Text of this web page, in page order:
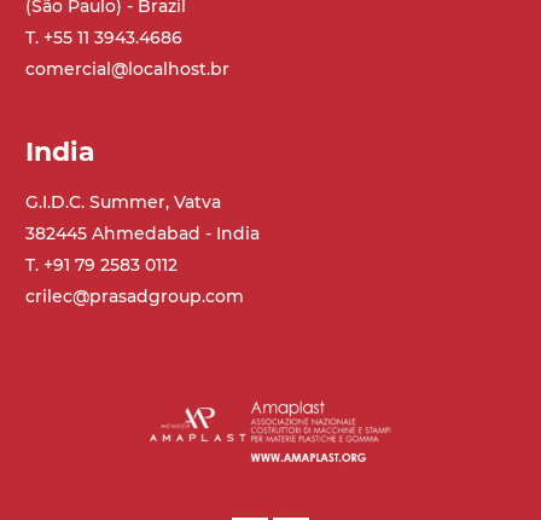
(São Paulo) - Brazil
T. +55 11 3943.4686
comercial@localhost.br
India
G.I.D.C. Summer, Vatva
382445 Ahmedabad - India
T. +91 79 2583 0112
crilec@prasadgroup.com